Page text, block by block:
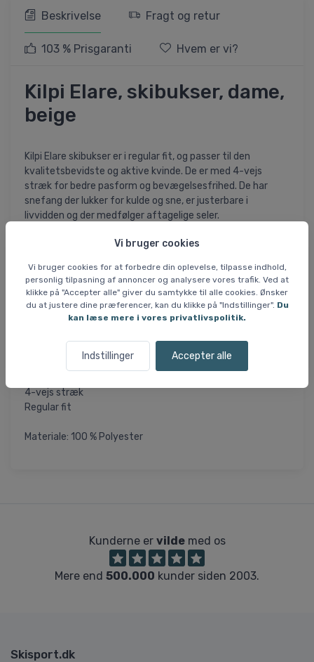
Vi bruger cookies
Vi bruger cookies for at forbedre din oplevelse, tilpasse indhold,
personlig tilpasning af annoncer og analysere vores trafik. Ved at
klikke på "Accepter alle" giver du samtykke til alle cookies. Ønsker
du at justere dine præferencer, kan du klikke på "Indstillinger". Du
kan læse mere i vores privatlivspolitik.
Indstillinger Accepter alle
Beskrivelse Fragt og retur
103 % Prisgaranti Hvem er vi?
Kilpi Elare, skibukser, dame,
beige
Kilpi Elare skibukser er i regular fit, og passer til den
kvalitetsbevidste og aktive kvinde. De er med 4-vejs
stræk for bedre pasform og bevægelsesfrihed. De har
snefang der lukker for kulde og sne, er justerbare i
livvidden og der medfølger aftagelige seler.
Bukserne har en SIBERIUM STRETCH membran, som gør
at sikre optimal vandtæthed. Nederst på benene har de
lynlåse og stoffet er forstærket.
Specifikationer og features:
Membran: SIBERIUM 2L Stretch
4-vejs stræk
Regular fit
Materiale: 100 % Polyester
Kunderne er vildemed os
Mere end 500.000 kunder siden 2003.
Skisport.dk